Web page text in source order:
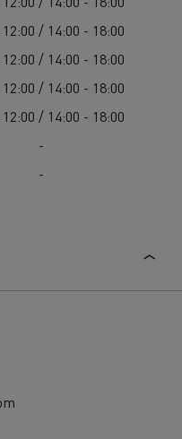
/ 14:00 - 18:00
/ 14:00 - 18:00
/ 14:00 - 18:00
/ 14:00 - 18:00
-
-